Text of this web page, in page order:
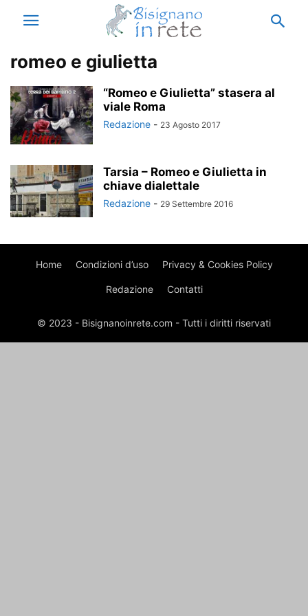
romeo e giulietta
“Romeo e Giulietta” stasera al
viale Roma
Redazione - 23 Agosto 2017
Tarsia – Romeo e Giulietta in
chiave dialettale
Redazione - 29 Settembre 2016
Home Condizioni d’uso Privacy & Cookies Policy
Redazione Contatti
© 2023 - Bisignanoinrete.com - Tutti i diritti riservati